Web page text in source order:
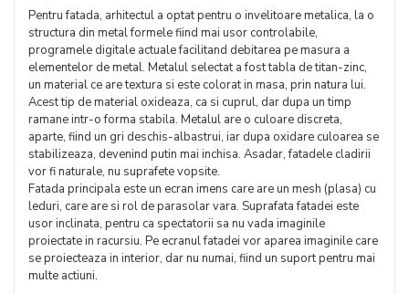
Pentru fatada, arhitectul a optat pentru o invelitoare metalica, la o
structura din metal formele fiind mai usor controlabile,
programele digitale actuale facilitand debitarea pe masura a
elementelor de metal. Metalul selectat a fost tabla de titan-zinc,
un material ce are textura si este colorat in masa, prin natura lui.
Acest tip de material oxideaza, ca si cuprul, dar dupa un timp
ramane intr-o forma stabila. Metalul are o culoare discreta,
aparte, fiind un gri deschis-albastrui, iar dupa oxidare culoarea se
stabilizeaza, devenind putin mai inchisa. Asadar, fatadele cladirii
vor fi naturale, nu suprafete vopsite.
Fatada principala este un ecran imens care are un mesh (plasa) cu
leduri, care are si rol de parasolar vara. Suprafata fatadei este
usor inclinata, pentru ca spectatorii sa nu vada imaginile
proiectate in racursiu. Pe ecranul fatadei vor aparea imaginile care
se proiecteaza in interior, dar nu numai, fiind un suport pentru mai
multe actiuni.